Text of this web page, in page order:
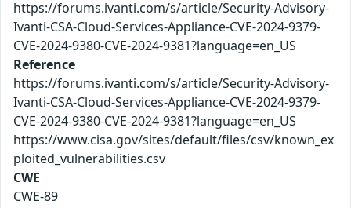
https://forums.ivanti.com/s/article/Security-Advisory-
Ivanti-CSA-Cloud-Services-Appliance-CVE-2024-9379-
CVE-2024-9380-CVE-2024-9381?language=en_US
Reference
https://forums.ivanti.com/s/article/Security-Advisory-
Ivanti-CSA-Cloud-Services-Appliance-CVE-2024-9379-
CVE-2024-9380-CVE-2024-9381?language=en_US
https://www.cisa.gov/sites/default/files/csv/known_ex
ploited_vulnerabilities.csv
CWE
CWE-89